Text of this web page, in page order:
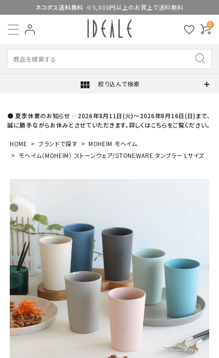
ネコポス送料無料 ※5,000円以上のお買上で送料無料
0
view_module 絞り込んで検索
● 夏季休業のお知らせ …2026年8月11日(火)～2026年8月16日(日)まで、
誠に勝手ながらお休みとさせていただきます。詳しくはこちらをご覧ください。
HOME ブランドで探す
MOHEIM モヘイム
モヘイム（MOHEIM） ストーンウェア/STONEWARE タンブラー Lサイズ